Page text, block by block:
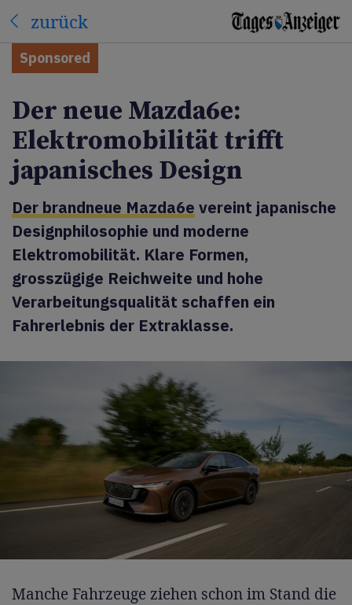
zurück
Sponsored
Der neue Mazda6e:
Elektromobilität trifft
japanisches Design
Der brandneue Mazda6e vereint japanische
Designphilosophie und moderne
Elektromobilität. Klare Formen,
grosszügige Reichweite und hohe
Verarbeitungsqualität schaffen ein
Fahrerlebnis der Extraklasse.
Manche Fahrzeuge ziehen schon im Stand die